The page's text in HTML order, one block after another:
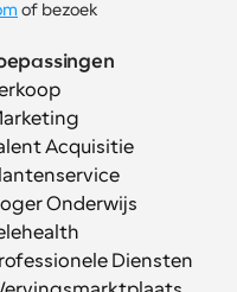
Acquisitie
Onderwijs
Diensten